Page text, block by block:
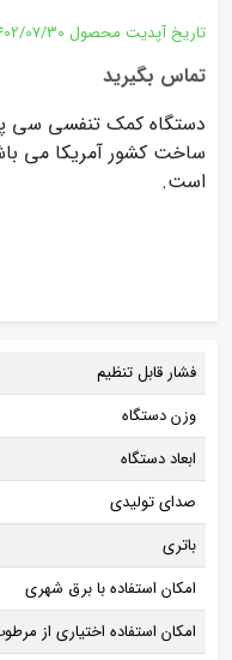
تاریخ آپدیت محصول 07/30
تماس بگیرید
ساخت کشور آمریکا می
است.
فشار قابل تنظیم
وزن دستگاه
ابعاد دستگاه
صدای تولیدی
باتری
امکان استفاده با برق شهری
امکان استفاده اختیاری از